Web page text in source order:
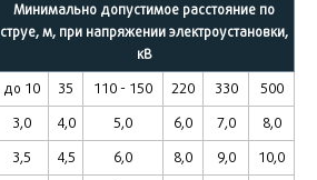
Минимально допустимое расстояние по
струе, м, при напряжении электроустановки,
кВ
до 10 35 110 - 150 220 330 500
3,0 4,0 5,0 6,0 7,0 8,0
3,5 4,5 6,0 8,0 9,0 10,0